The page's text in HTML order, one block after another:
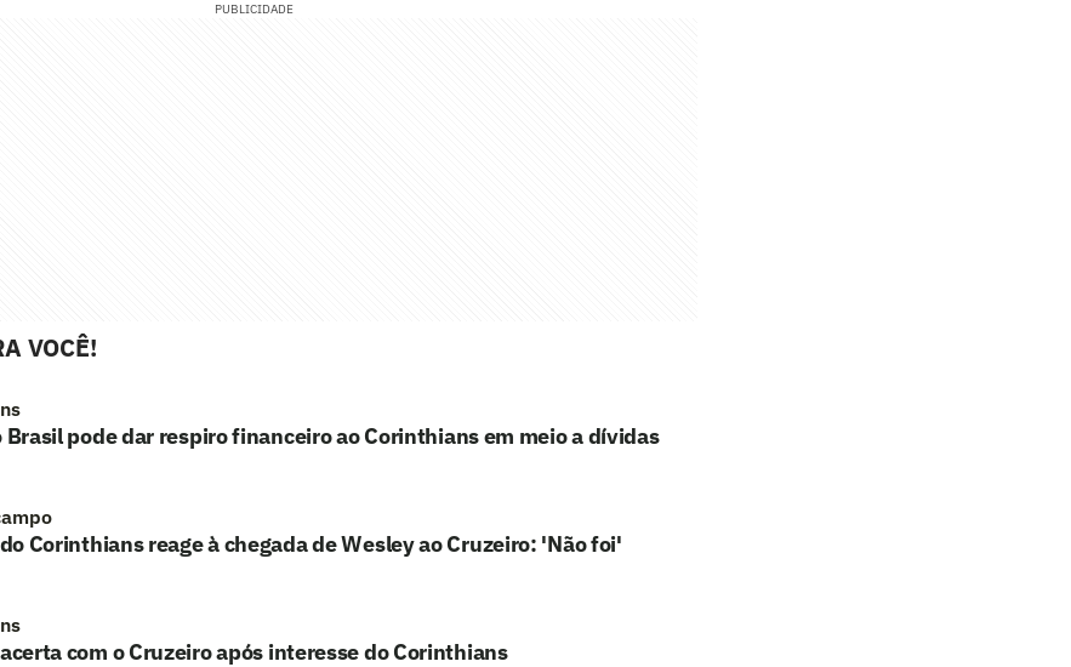
PUBLICIDADE
VOCÊ!
Brasil pode dar respiro financeiro ao Corinthians em meio a dívidas
Corinthians reage à chegada de Wesley ao Cruzeiro: 'Não foi'
com o Cruzeiro após interesse do Corinthians